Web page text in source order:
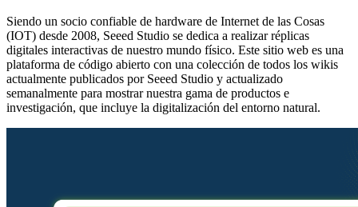
Siendo un socio confiable de hardware de Internet de las Cosas
(IOT) desde 2008, Seeed Studio se dedica a realizar réplicas
digitales interactivas de nuestro mundo físico. Este sitio web es una
plataforma de código abierto con una colección de todos los wikis
actualmente publicados por Seeed Studio y actualizado
semanalmente para mostrar nuestra gama de productos e
investigación, que incluye la digitalización del entorno natural.